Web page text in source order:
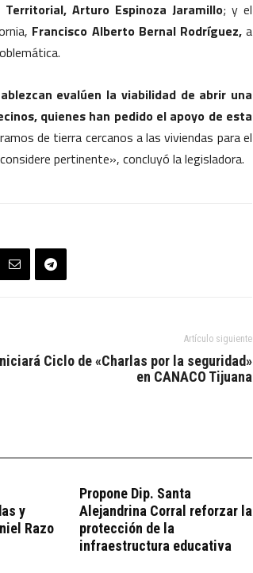
Arturo Espinoza Jaramillo; y el
Francisco Alberto Bernal Rodríguez,a
evalúen la viabilidad de abrir una
quienes han pedido el apoyo de esta
de tierra cercanos a las viviendas para el
pertinente», concluyó la legisladora.
Artículo siguiente
Ciclo de «Charlas por la seguridad»
en CANACO Tijuana
y
Razo
Propone Dip. Santa
Alejandrina Corral reforzar la
protección de la
infraestructura educativa